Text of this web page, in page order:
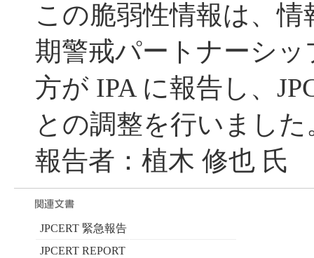
この脆弱性情報は、
期警戒パートナーシ
方が IPA に報告し、
との調整を行いました
報告者：植木 修也 氏
JPCERT 緊急報告
JPCERT REPORT